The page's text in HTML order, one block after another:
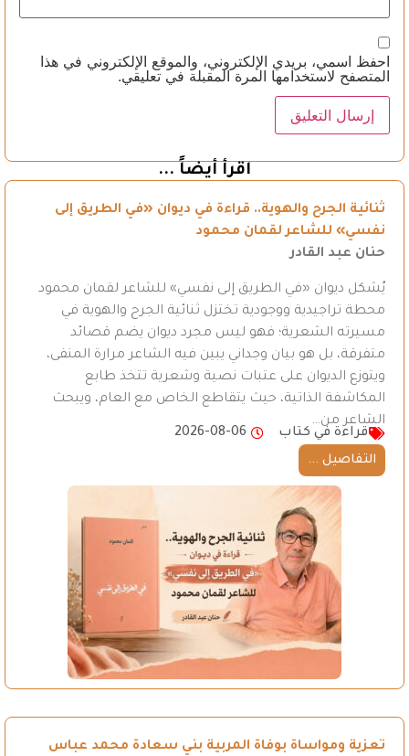
احفظ اسمي، بريدي الإلكتروني، والموقع الإلكتروني في هذا
المتصفح لاستخدامها المرة المقبلة في تعليقي.
اقرأ أيضاً ...
ثنائية الجرح والهوية.. قراءة في ديوان «في الطريق إلى
نفسي» للشاعر لقمان محمود
حنان عبد القادر
يُشكل ديوان «في الطريق إلى نفسي» للشاعر لقمان محمود
محطة تراجيدية ووجودية تختزل ثنائية الجرح والهوية في
مسيرته الشعرية؛ فهو ليس مجرد ديوان يضم قصائد
متفرقة، بل هو بيان وجداني يبين فيه الشاعر مرارة المنفى،
ويتوزع الديوان على عتبات نصية وشعرية تتخذ طابع
المكاشفة الذاتية، حيث يتقاطع الخاص مع العام، ويبحث
الشاعر من…
قراءة في كتاب
2026-08-06
التفاصيل ...
تعزية ومواساة بوفاة المربية بني سعادة محمد عباس